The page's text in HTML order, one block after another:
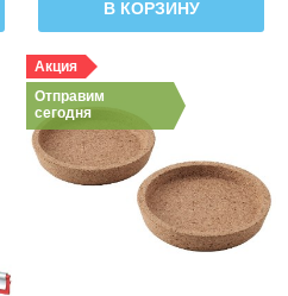
В КОРЗИНУ
Акция
Отправим
сегодня